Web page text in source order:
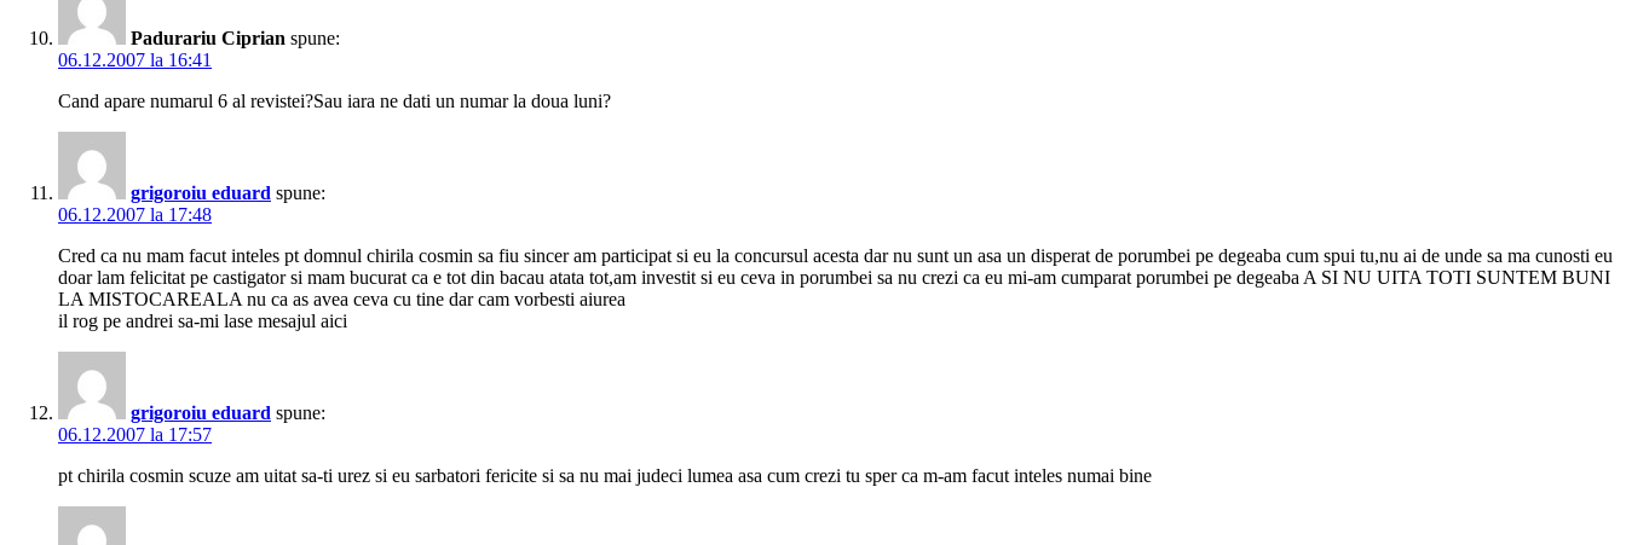
Padurariu Ciprian spune:
06.12.2007 la 16:41
Cand apare numarul 6 al revistei?Sau iara ne dati un numar la doua luni?
grigoroiu eduard spune:
06.12.2007 la 17:48
Cred ca nu mam facut inteles pt domnul chirila cosmin sa fiu sincer am participat si eu la concursul acesta dar nu sunt un asa un disperat de porumbei pe degeaba cum spui tu,nu ai de unde sa ma cunosti eu
doar lam felicitat pe castigator si mam bucurat ca e tot din bacau atata tot,am investit si eu ceva in porumbei sa nu crezi ca eu mi-am cumparat porumbei pe degeaba A SI NU UITA TOTI SUNTEM BUNI
LA MISTOCAREALA nu ca as avea ceva cu tine dar cam vorbesti aiurea
il rog pe andrei sa-mi lase mesajul aici
grigoroiu eduard spune:
06.12.2007 la 17:57
pt chirila cosmin scuze am uitat sa-ti urez si eu sarbatori fericite si sa nu mai judeci lumea asa cum crezi tu sper ca m-am facut inteles numai bine